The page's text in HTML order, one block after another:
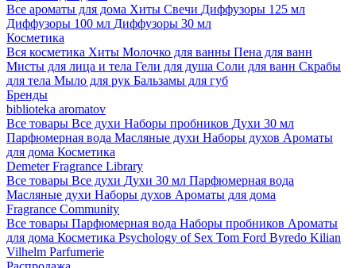
Все ароматы для дома Хиты Свечи Диффузоры 125 мл
Диффузоры 100 мл Диффузоры 30 мл
Косметика
Вся косметика Хиты Молочко для ванны Пена для ванн
Мисты для лица и тела Гели для душа Соли для ванн Скрабы
для тела Мыло для рук Бальзамы для губ
Бренды
biblioteka aromatov
Все товары Все духи Наборы пробников Духи 30 мл
Парфюмерная вода Масляные духи Наборы духов Ароматы
для дома Косметика
Demeter Fragrance Library
Все товары Все духи Духи 30 мл Парфюмерная вода
Масляные духи Наборы духов Ароматы для дома
Fragrance Community
Все товары Парфюмерная вода Наборы пробников Ароматы
для дома Косметика Psychology of Sex Tom Ford Byredo Kilian
Vilhelm Parfumerie